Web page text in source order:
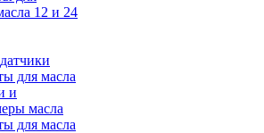
12 и 24
для масла
и
масла
для масла